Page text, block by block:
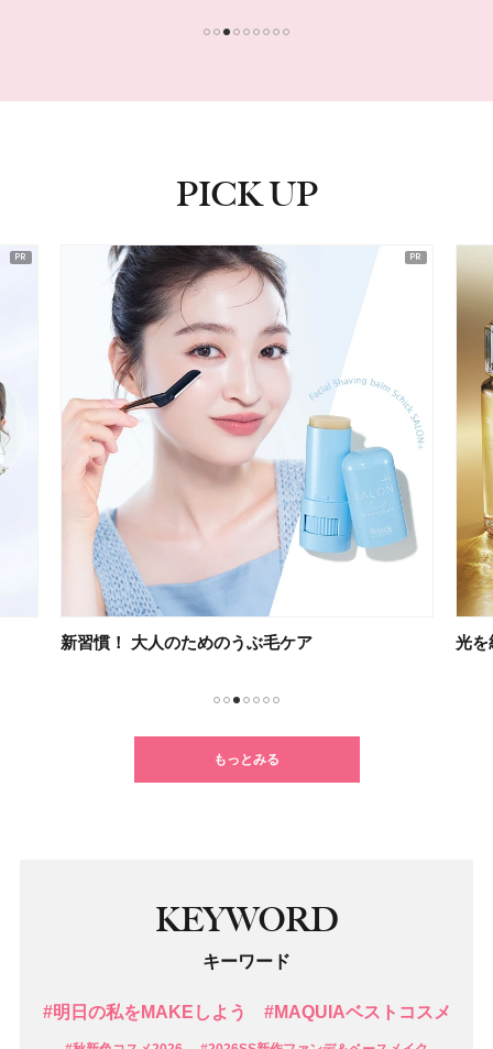
PICK UP
新習慣！ 大人のためのうぶ毛ケア 光を
もっとみる
KEYWORD
キーワード
#明日の私をMAKEしよう #MAQUIAベストコスメ